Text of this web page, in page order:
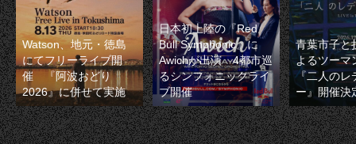
Watson、地元・徳島
にてフリーライブ開
催 『阿波おどり
2026』に併せて実施
日本初上陸の『Red
Bull Symphonic』に
Awichが出演 4都市巡
るシンフォニックライ
ブ開催
青葉市子と
よるツーマ
『二人のレ
ー』開催決